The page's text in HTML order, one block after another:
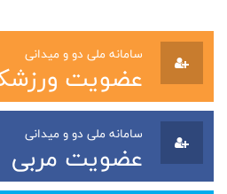
سامانه ملی دو و میدانی
عضویت
سامانه ملی دو و میدانی
عضویت مربی